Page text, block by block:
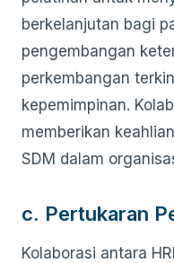
berkelanjutan bagi
pengembangan
perkembangan
kepemimpinan.
memberikan
SDM dalam
c. Pertukaran
Kolaborasi antara